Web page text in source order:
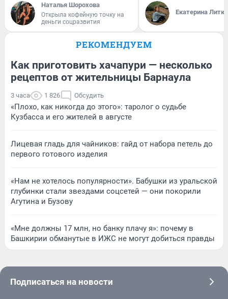
Наталья Шорохова
Открыла кофейную точку на
деньги соцразвития
Екатерина
РЕКОМЕНДУЕМ
Как приготовить хачапури — несколько
рецептов от жительницы Барнаула
3 часа 1 826 Обсудить
«Плохо, как никогда до этого»: таролог о судьбе
Кузбасса и его жителей в августе
Лицевая гладь для чайников: гайд от набора петель до
первого готового изделия
«Нам не хотелось популярности». Бабушки из уральской
глубинки стали звездами соцсетей — они покорили
Агутина и Бузову
«Мне должны 17 млн, но банку плачу я»: почему в
Башкирии обманутые в ИЖС не могут добиться правды
Подписаться на новости